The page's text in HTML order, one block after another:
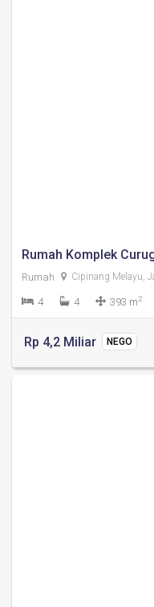
Rumah Komplek
Rumah Cipinang Melayu,
4 4 393 m2
Rp 4,2 Miliar NEGO